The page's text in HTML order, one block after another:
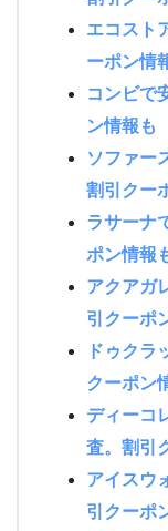
エコスト
ーポン情
コンビで
ン情報も
ソファー
割引クー
ラサーナ
ポン情報
アクアガ
引クーポ
ドゥクラ
クーポン
ディーコ
査。割引
アイスウ
引クーポ